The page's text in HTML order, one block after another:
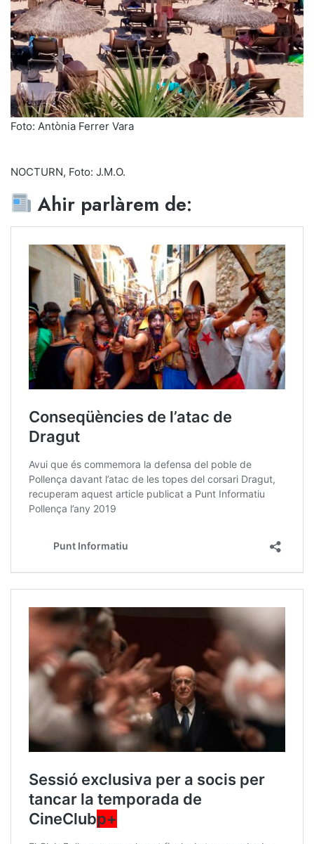
Foto: Antònia Ferrer Vara
NOCTURN, Foto: J.M.O.
Ahir parlàrem de: